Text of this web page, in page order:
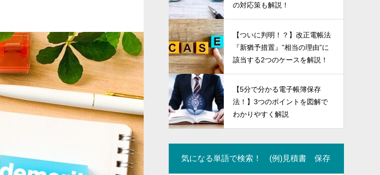
のケースを
【必要？不要？】タイムスタンプと電帳法
の関係を正しく把握する２つのポイントを
解説！
2023.06.14
【こんな時どうする？電帳法】Q&A集
vol.1
2023.04.12
の対応策も解説！
【ついに判明！？】改正電帳法
『新猶予措置』”相当の理由”に
該当する2つのケースを解説！
【5分で分かる電子帳簿保存
法！】3つのポイントを図解で
わかりやすく解説
気になる単語で検索！ (例)見積書 保存